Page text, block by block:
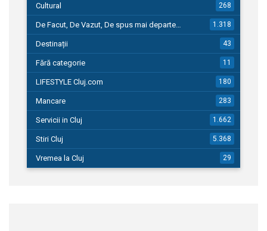
Cultural 268
De Facut, De Vazut, De spus mai departe… 1.318
Destinații 43
Fără categorie 11
LIFESTYLE Cluj.com 180
Mancare 283
Servicii in Cluj 1.662
Stiri Cluj 5.368
Vremea la Cluj 29